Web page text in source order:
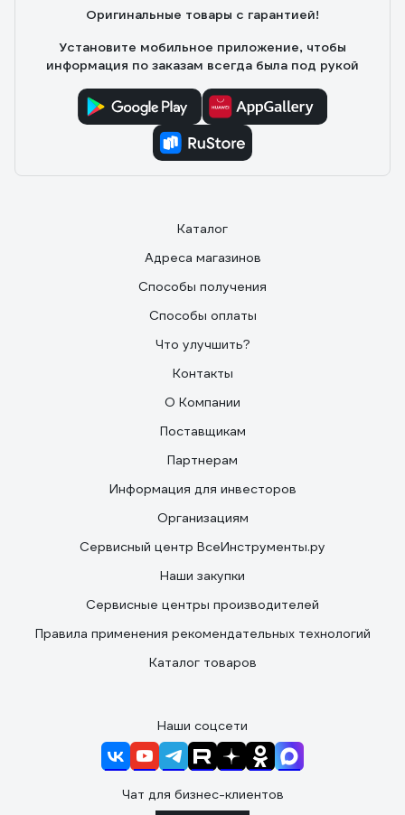
Оригинальные товары с гарантией!
Установите мобильное приложение, чтобы
информация по заказам всегда была под рукой
Каталог
Адреса магазинов
Способы получения
Способы оплаты
Что улучшить?
Контакты
О Компании
Поставщикам
Партнерам
Информация для инвесторов
Организациям
Сервисный центр ВсеИнструменты.ру
Наши закупки
Сервисные центры производителей
Правила применения рекомендательных технологий
Каталог товаров
Наши соцсети
Чат для бизнес-клиентов